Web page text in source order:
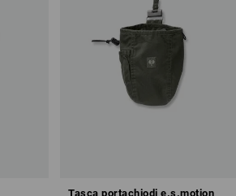
Tasca portachiodi e.s.motion